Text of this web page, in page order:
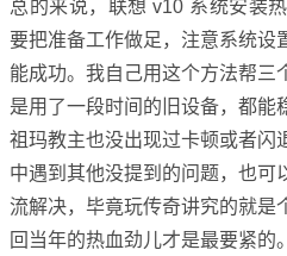
总的来说，联想 v10 系统安装
要把准备工作做足，注意系统设
能成功。我自己用这个方法帮三
是用了一段时间的旧设备，都能
祖玛教主也没出现过卡顿或者闪
中遇到其他没提到的问题，也可
流解决，毕竟玩传奇讲究的就是
回当年的热血劲儿才是最要紧的。